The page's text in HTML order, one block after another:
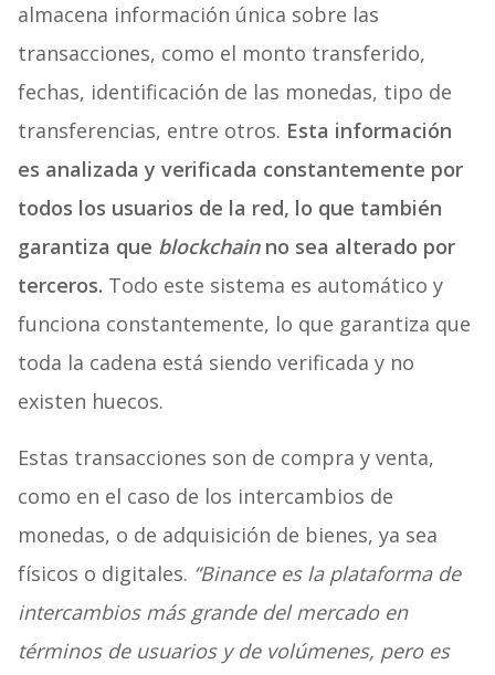
almacena información única sobre las
transacciones, como el monto transferido,
fechas, identificación de las monedas, tipo de
transferencias, entre otros. Esta información
es analizada y verificada constantemente por
todos los usuarios de la red, lo que también
garantiza que blockchainno sea alterado por
terceros. Todo este sistema es automático y
funciona constantemente, lo que garantiza que
toda la cadena está siendo verificada y no
existen huecos.
Estas transacciones son de compra y venta,
como en el caso de los intercambios de
monedas, o de adquisición de bienes, ya sea
físicos o digitales. “Binance es la plataforma de
intercambios más grande del mercado en
términos de usuarios y de volúmenes, pero es